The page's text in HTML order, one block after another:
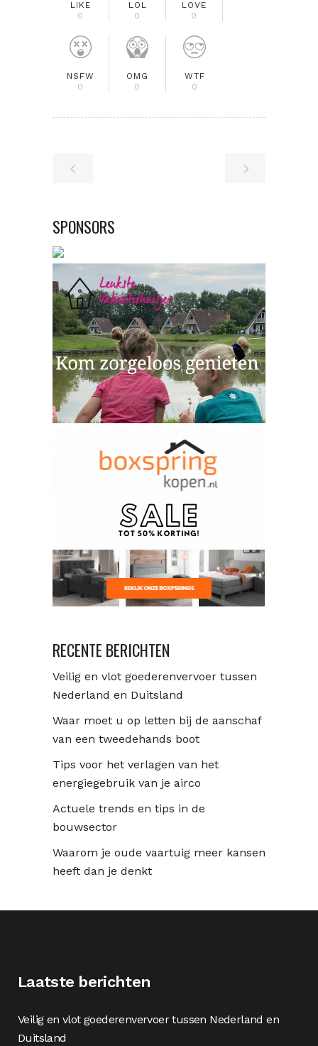
LIKE
0
LOL
0
LOVE
0
NSFW
0
OMG
0
WTF
0
SPONSORS
RECENTE BERICHTEN
Veilig en vlot goederenvervoer tussen
Nederland en Duitsland
Waar moet u op letten bij de aanschaf
van een tweedehands boot
Tips voor het verlagen van het
energiegebruik van je airco
Actuele trends en tips in de
bouwsector
Waarom je oude vaartuig meer kansen
heeft dan je denkt
Laatste berichten
Veilig en vlot goederenvervoer tussen Nederland en
Duitsland